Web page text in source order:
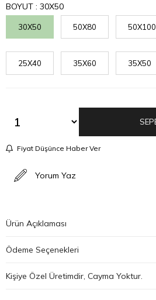
BOYUT : 30X50
30X50 50X80 50X100
25X40 35X60 35X50
Fiyat Düşünce Haber Ver
Yorum Yaz
Ürün Açıklaması
Ödeme Seçenekleri
Kişiye Özel Üretimdir, Cayma Yoktur.